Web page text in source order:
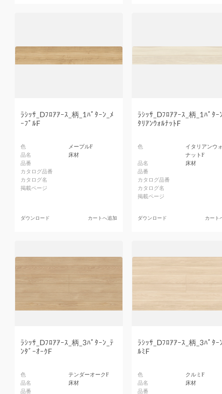
ﾗｼｯｻ_Dﾌﾛｱｱｰｽ_柄_1ﾊﾟﾀｰﾝ_ﾒ
ｰﾌﾟﾙF
色
メープルF
品名
床材
品番
カタログ品番
カタログ名
掲載ページ
ダウンロード カートへ追加
ﾗｼｯｻ_Dﾌﾛｱｱｰｽ_柄_1ﾊﾟﾀｰ
ﾀﾘｱﾝｳｫﾙﾅｯﾄF
色
イタリアンウ
ナットF
品名
床材
品番
カタログ品番
カタログ名
掲載ページ
ダウンロード カート
ﾗｼｯｻ_Dﾌﾛｱｱｰｽ_柄_3ﾊﾟﾀｰﾝ_ﾃ
ﾝﾀﾞｰｵｰｸF
色
テンダーオークF
品名
床材
品番
ﾗｼｯｻ_Dﾌﾛｱｱｰｽ_柄_3ﾊﾟﾀｰ
ﾙﾐF
色
クルミF
品名
床材
品番